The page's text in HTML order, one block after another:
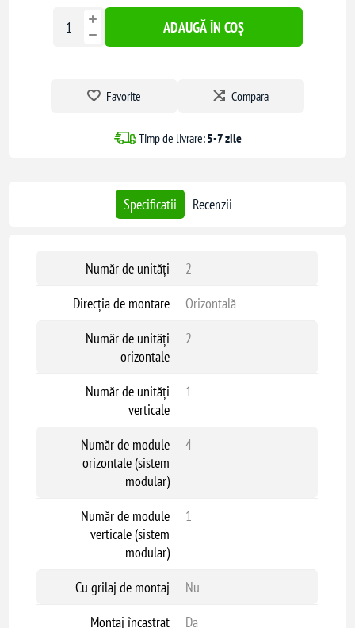
ADAUGĂ ÎN COȘ
Favorite Compara
Timp de livrare:5-7 zile
Specificatii Recenzii
Număr de unități
2
Direcția de montare
Orizontală
Număr de unități
orizontale
2
Număr de unități
verticale
1
Număr de module
orizontale (sistem
modular)
4
Număr de module
verticale (sistem
modular)
1
Cu grilaj de montaj
Nu
Montaj încastrat
Da